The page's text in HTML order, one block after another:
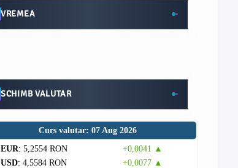
VREMEA
SCHIMB VALUTAR
Curs valutar: 07 Aug 2026
EUR: 5,2554 RON
+0,0041 ▲
USD: 4,5584 RON
+0,0077 ▲